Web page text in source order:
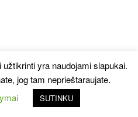
yra naudojami slapukai.
jog tam neprieštaraujate.
SUTINKU